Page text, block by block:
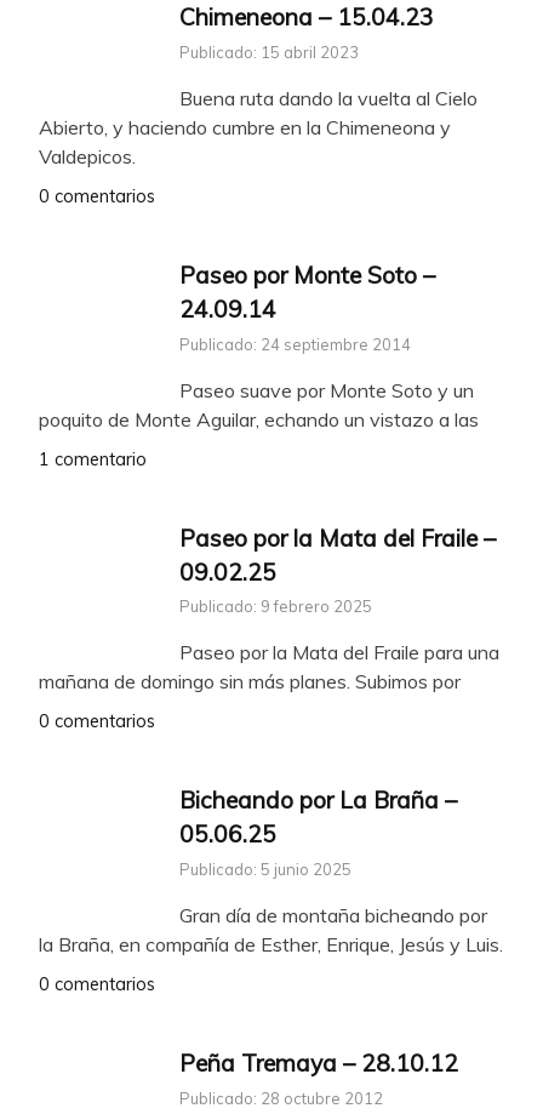
Chimeneona – 15.04.23
Publicado: 15 abril 2023
Buena ruta dando la vuelta al Cielo
Abierto, y haciendo cumbre en la Chimeneona y
Valdepicos.
0 comentarios
Paseo por Monte Soto –
24.09.14
Publicado: 24 septiembre 2014
Paseo suave por Monte Soto y un
poquito de Monte Aguilar, echando un vistazo a las
1 comentario
Paseo por la Mata del Fraile –
09.02.25
Publicado: 9 febrero 2025
Paseo por la Mata del Fraile para una
mañana de domingo sin más planes. Subimos por
0 comentarios
Bicheando por La Braña –
05.06.25
Publicado: 5 junio 2025
Gran día de montaña bicheando por
la Braña, en compañía de Esther, Enrique, Jesús y Luis.
0 comentarios
Peña Tremaya – 28.10.12
Publicado: 28 octubre 2012